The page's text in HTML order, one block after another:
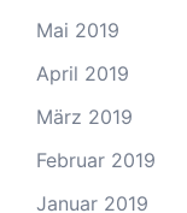
Mai 2019
April 2019
März 2019
Februar 2019
Januar 2019